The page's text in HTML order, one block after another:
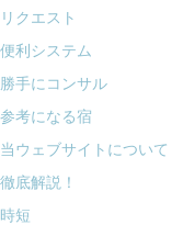
リクエスト
便利システム
勝手にコンサル
参考になる宿
当ウェブサイトについて
徹底解説！
時短